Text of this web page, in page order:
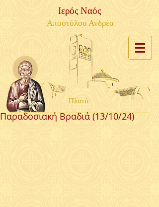
Ιερός Ναός
Αποστόλου Ανδρέα
Πλατύ
Παραδοσιακή Βραδιά (13/10/24)